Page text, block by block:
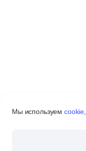
Мы используемcookie